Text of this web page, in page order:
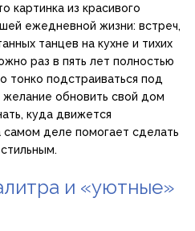
картинка из красивого
ежедневной жизни: встреч,
танцев на кухне и тихих
раз в пять лет полностью
тонко подстраиваться под
обновить свой дом
куда движется
самом деле помогает сделать
и «уютные»